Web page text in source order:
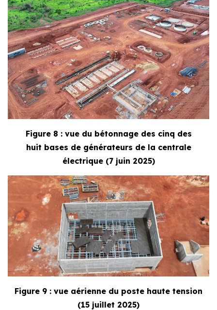
Figure 8 : vue du bétonnage des cinq des
huit bases de générateurs de la centrale
électrique (7 juin 2025)
Figure 9 : vue aérienne du poste haute tension
(15 juillet 2025)